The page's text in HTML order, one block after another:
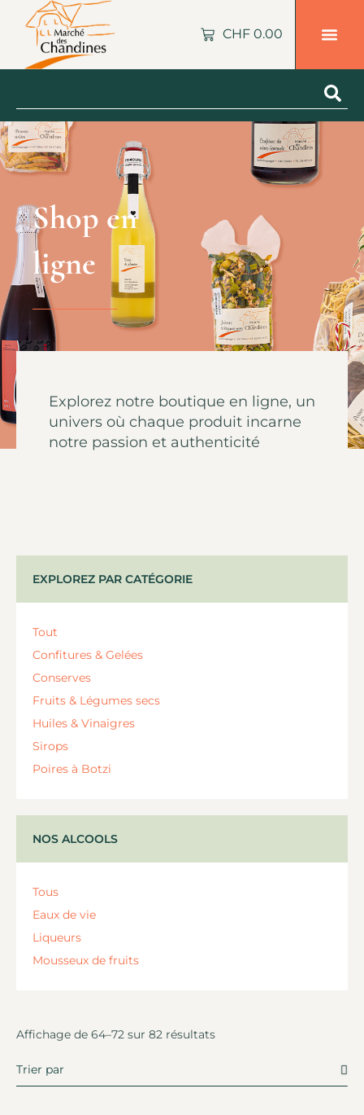
CHF0.00
Shop en
ligne
Explorez notre boutique en ligne, un
univers où chaque produit incarne
notre passion et authenticité
EXPLOREZ PAR CATÉGORIE
Tout
Confitures & Gelées
Conserves
Fruits & Légumes secs
Huiles & Vinaigres
Sirops
Poires à Botzi
NOS ALCOOLS
Tous
Eaux de vie
Liqueurs
Mousseux de fruits
Affichage de 64–72 sur 82 résultats